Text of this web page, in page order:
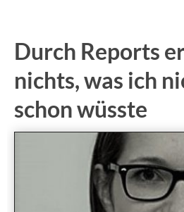
Durch Reports
nichts, was ich
schon wüsste